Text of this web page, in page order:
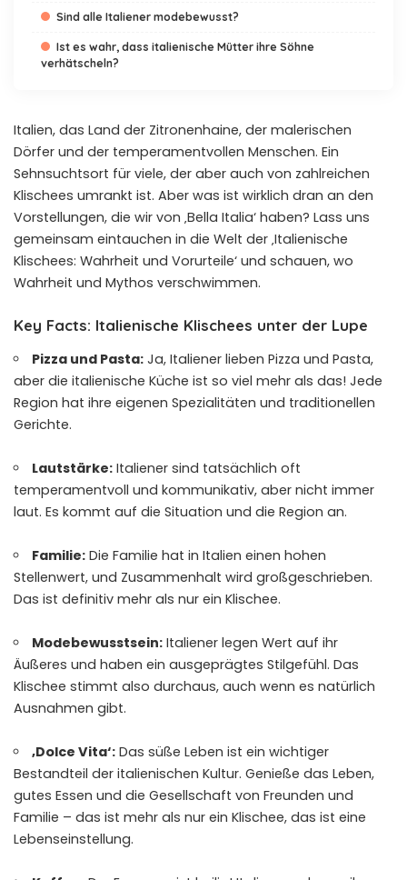
Sind alle Italiener modebewusst?
Ist es wahr, dass italienische Mütter ihre Söhne
verhätscheln?
Italien, das Land der Zitronenhaine, der malerischen
Dörfer und der temperamentvollen Menschen. Ein
Sehnsuchtsort für viele, der aber auch von zahlreichen
Klischees umrankt ist. Aber was ist wirklich dran an den
Vorstellungen, die wir von ‚Bella Italia‘ haben? Lass uns
gemeinsam eintauchen in die Welt der ‚Italienische
Klischees: Wahrheit und Vorurteile‘ und schauen, wo
Wahrheit und Mythos verschwimmen.
Key Facts: Italienische Klischees unter der Lupe
Pizza und Pasta: Ja, Italiener lieben Pizza und Pasta,
aber die italienische Küche ist so viel mehr als das! Jede
Region hat ihre eigenen Spezialitäten und traditionellen
Gerichte.
Lautstärke: Italiener sind tatsächlich oft
temperamentvoll und kommunikativ, aber nicht immer
laut. Es kommt auf die Situation und die Region an.
Familie: Die Familie hat in Italien einen hohen
Stellenwert, und Zusammenhalt wird großgeschrieben.
Das ist definitiv mehr als nur ein Klischee.
Modebewusstsein: Italiener legen Wert auf ihr
Äußeres und haben ein ausgeprägtes Stilgefühl. Das
Klischee stimmt also durchaus, auch wenn es natürlich
Ausnahmen gibt.
‚Dolce Vita‘: Das süße Leben ist ein wichtiger
Bestandteil der italienischen Kultur. Genieße das Leben,
gutes Essen und die Gesellschaft von Freunden und
Familie – das ist mehr als nur ein Klischee, das ist eine
Lebenseinstellung.